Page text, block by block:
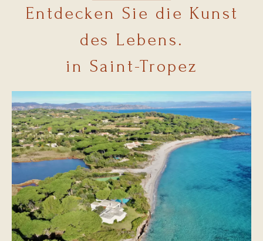
Entdecken Sie die Kunst
des Lebens.
in Saint-Tropez